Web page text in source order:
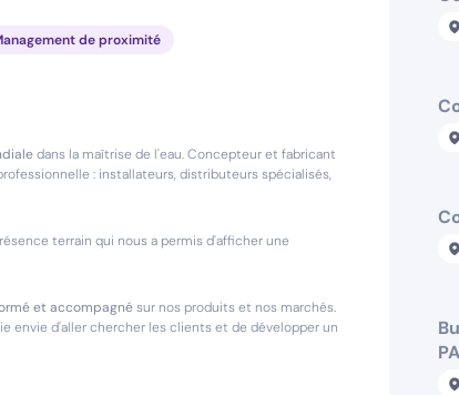
de proximité
dans la maîtrise de l'eau. Concepteur et fabricant
: installateurs, distributeurs spécialisés,
terrain qui nous a permis d'afficher une
et accompagnésur nos produits et nos marchés.
envie d'aller chercher les clients et de développer un